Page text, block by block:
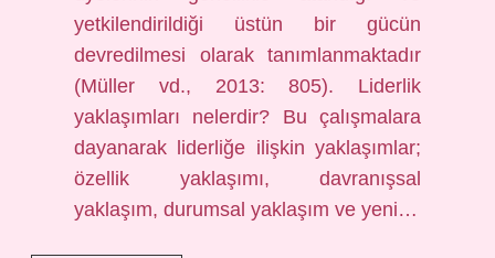
yetkilendirildiği üstün bir gücün
devredilmesi olarak tanımlanmaktadır
(Müller vd., 2013: 805). Liderlik
yaklaşımları nelerdir? Bu çalışmalara
dayanarak liderliğe ilişkin yaklaşımlar;
özellik yaklaşımı, davranışsal
yaklaşım, durumsal yaklaşım ve yeni…